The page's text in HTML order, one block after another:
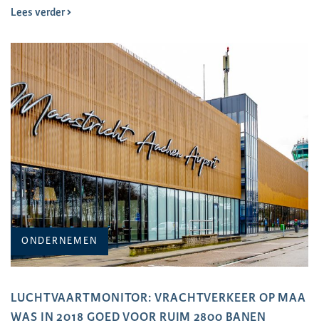
Lees verder
ONDERNEMEN
LUCHTVAARTMONITOR: VRACHTVERKEER OP MAA
WAS IN 2018 GOED VOOR RUIM 2800 BANEN